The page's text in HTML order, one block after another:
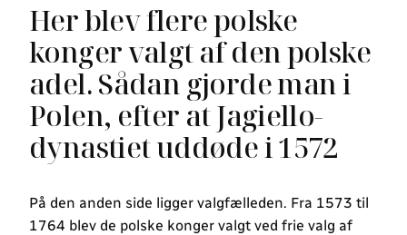
Her blev flere polske
konger valgt af den polske
adel. Sådan gjorde man i
Polen, efter at Jagiello-
dynastiet uddøde i 1572
På den anden side ligger valgfælleden. Fra 1573 til
1764 blev de polske konger valgt ved frie valg af